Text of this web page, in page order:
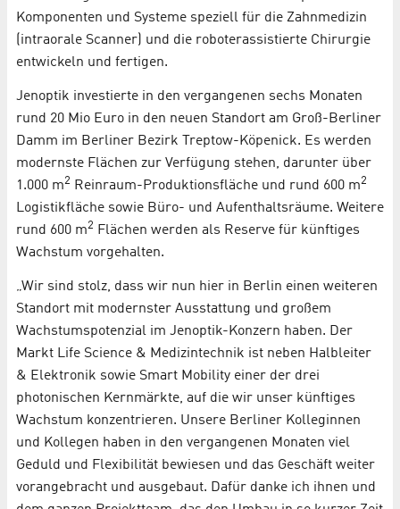
Komponenten und Systeme speziell für die Zahnmedizin
(intraorale Scanner) und die roboterassistierte Chirurgie
entwickeln und fertigen.
Jenoptik investierte in den vergangenen sechs Monaten
rund 20 Mio Euro in den neuen Standort am Groß-Berliner
Damm im Berliner Bezirk Treptow-Köpenick. Es werden
modernste Flächen zur Verfügung stehen, darunter über
1.000 m2 Reinraum-Produktionsfläche und rund 600 m2
Logistikfläche sowie Büro- und Aufenthaltsräume. Weitere
rund 600 m2 Flächen werden als Reserve für künftiges
Wachstum vorgehalten.
„Wir sind stolz, dass wir nun hier in Berlin einen weiteren
Standort mit modernster Ausstattung und großem
Wachstumspotenzial im Jenoptik-Konzern haben. Der
Markt Life Science & Medizintechnik ist neben Halbleiter
& Elektronik sowie Smart Mobility einer der drei
photonischen Kernmärkte, auf die wir unser künftiges
Wachstum konzentrieren. Unsere Berliner Kolleginnen
und Kollegen haben in den vergangenen Monaten viel
Geduld und Flexibilität bewiesen und das Geschäft weiter
vorangebracht und ausgebaut. Dafür danke ich ihnen und